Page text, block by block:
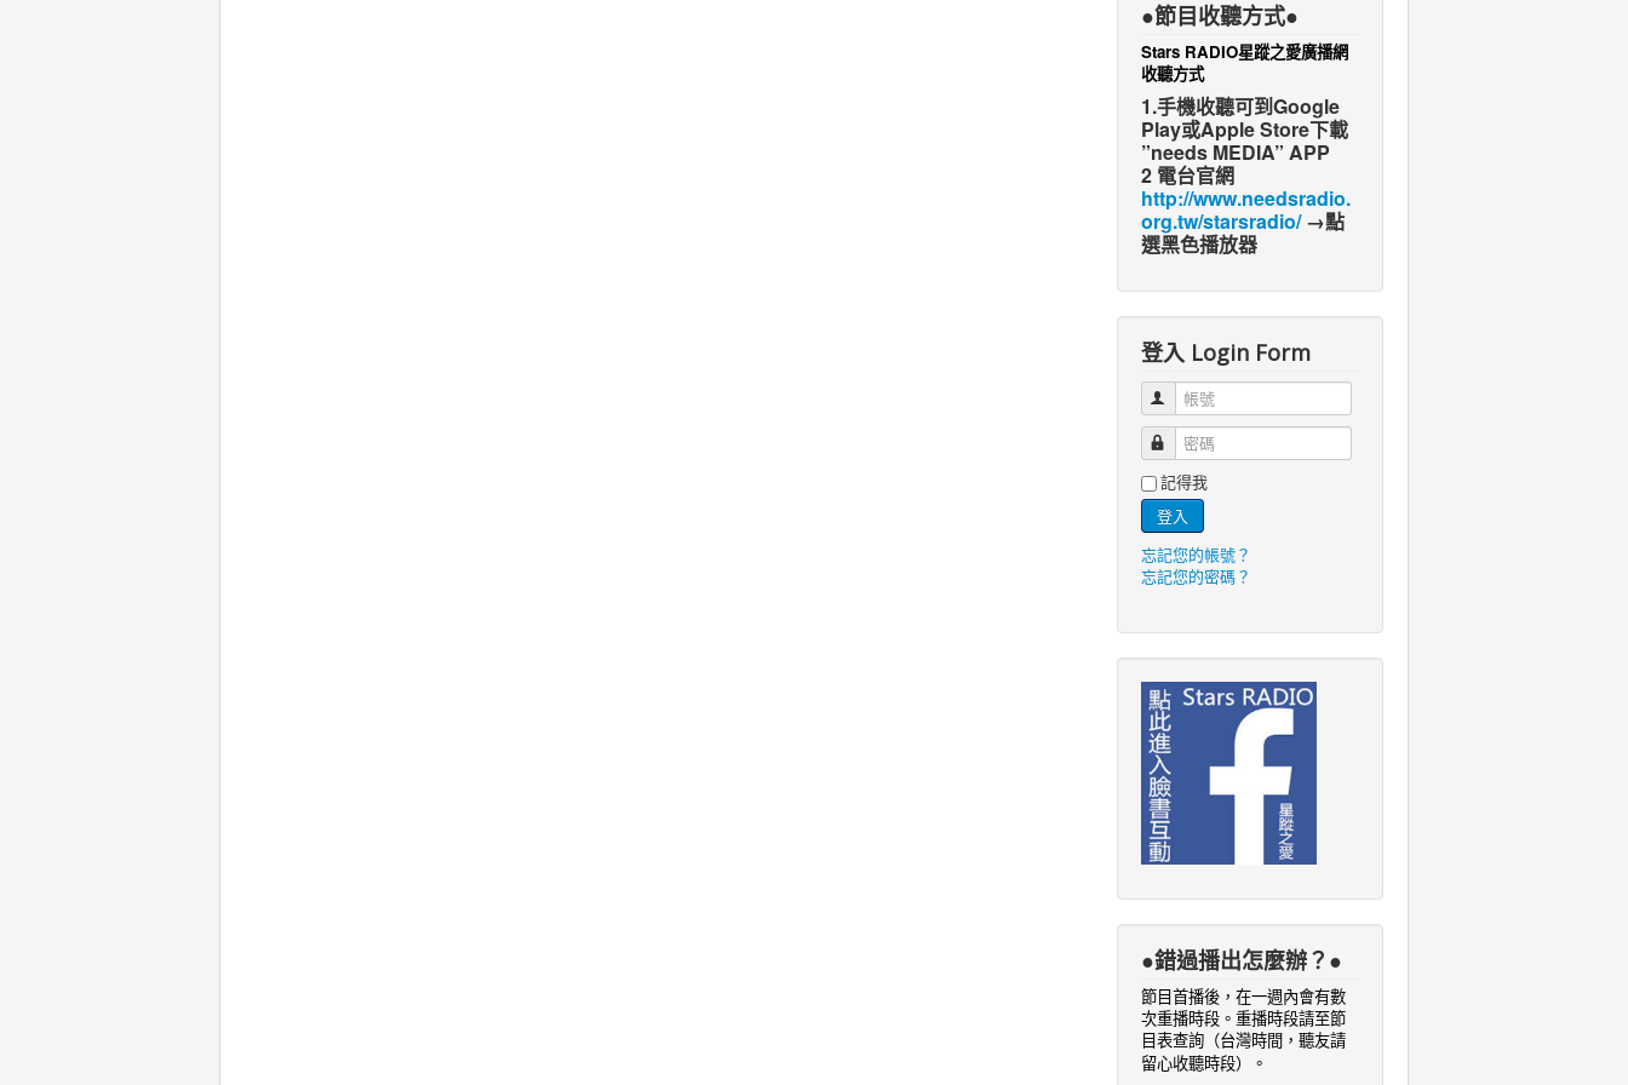
●節目收聽方式●
Stars RADIO星蹤之愛廣播網
收聽方式
1.手機收聽可到Google
Play或Apple Store下載
”needs MEDIA” APP
2 電台官網
http://www.needsradio.
org.tw/starsradio/→點
選黑色播放器
登入 Login Form
帳號
密碼
記得我
登入
忘記您的帳號？
忘記您的密碼？
●錯過播出怎麼辦？●
節目首播後，在一週內會有數
次重播時段。重播時段請至節
目表查詢 （台灣時間，聽友請
留心收聽時段）
。